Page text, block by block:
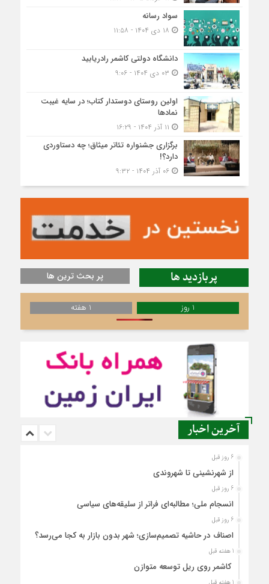
سواد رسانه
دانشگاه دولتی کاشمر‌ رادریابید
اولین روستای دوستدار کتاب؛ در سایه غیبت
نمادها
برگزاری جشنواره تئاتر میثاق؛ چه دستاوردی
دارد؟!
۰۶ آذر ۱۴۰۴ - ۹:۳۲
پربازدید ها پر بحث ترین ها
1 روز 1 هفته
آخرین اخبار
6 روز قبل
از شهرنشینی تا شهروندی
6 روز قبل
انسجام ملی؛ مطالبه‌ای فراتر از سلیقه‌های سیاسی
6 روز قبل
اصناف در حاشیه تصمیم‌سازی؛ شهر بدون بازار به کجا می‌رسد؟
1 هفته قبل
کاشمر روی ریل توسعه متوازن